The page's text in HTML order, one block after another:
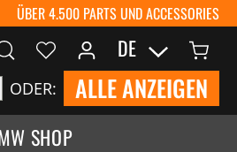
ÜBER 4.500 PARTS UND ACCESSORIES
ODER: ALLE ANZEIGEN
DE
SHOP